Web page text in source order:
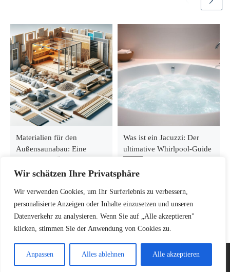
Wir schätzen Ihre Privatsphäre
Wir verwenden Cookies, um Ihr Surferlebnis zu verbessern,
personalisierte Anzeigen oder Inhalte einzusetzen und unseren
Datenverkehr zu analysieren. Wenn Sie auf „Alle akzeptieren"
klicken, stimmen Sie der Anwendung von Cookies zu.
Anpassen Alles ablehnen Alle akzeptieren
Materialien für den
Außensaunabau: Eine
Was ist ein Jacuzzi: Der
ultimative Whirlpool-Guide
© 2026 Alle Rechte vorbehalten